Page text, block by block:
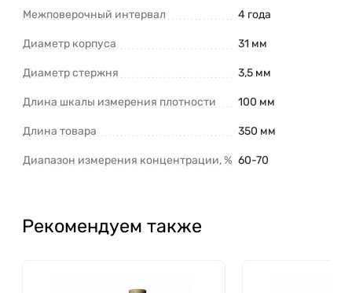
Межповерочный интервал 4 года
Диаметр корпуса 31 мм
Диаметр стержня 3,5 мм
Длина шкалы измерения плотности 100 мм
Длина товара 350 мм
Диапазон измерения концентрации, % 60-70
Рекомендуем также